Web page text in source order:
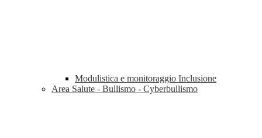
Modulistica e monitoraggio Inclusione
Area Salute - Bullismo - Cyberbullismo